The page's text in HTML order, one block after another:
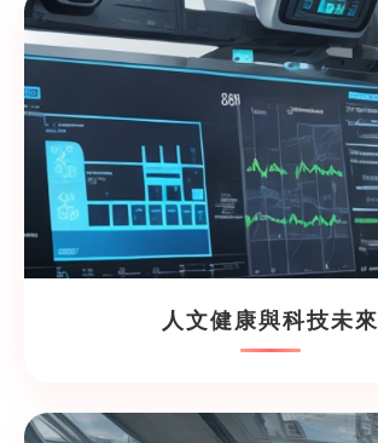
人文健康與科技未來